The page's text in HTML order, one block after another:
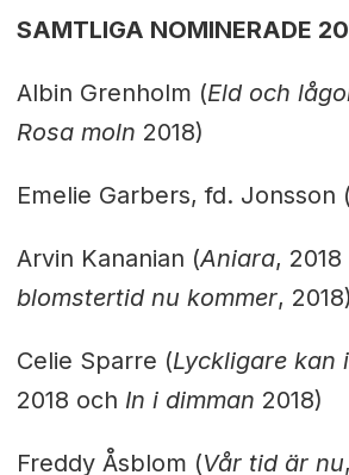
SAMTLIGA NOMINERADE
Albin Grenholm (Eld och
Rosa moln 2018)
Emelie Garbers, fd. Jonsson (
Arvin Kananian (Aniara, 2018
blomstertid nu kommer, 2018)
Celie Sparre (Lyckligare kan
2018 och In i dimman 2018)
Freddy Åsblom (Vår tid är nu